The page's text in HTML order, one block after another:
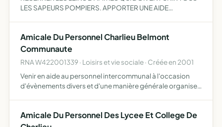
LES SAPEURS POMPIERS. APPORTER UNE AIDE
Amicale Du Personnel Charlieu Belmont
Communaute
RNA W422001339 · Loisirs et vie sociale · Créée en 2001
Venir en aide au personnel intercommunal à l'occasion
d'évènements divers et d'une manière générale organiser
Amicale Du Personnel Des Lycee Et College De